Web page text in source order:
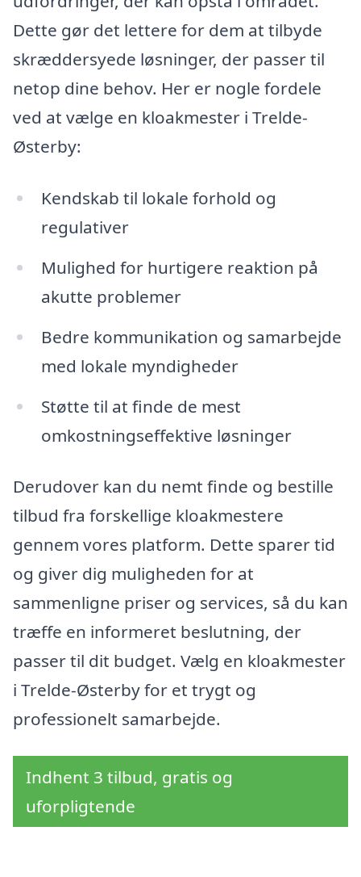
Dette gør det lettere for dem at tilbyde
skræddersyede løsninger, der passer til
netop dine behov. Her er nogle fordele
ved at vælge en kloakmester i Trelde-
Østerby:
Kendskab til lokale forhold og
regulativer
Mulighed for hurtigere reaktion på
akutte problemer
Bedre kommunikation og samarbejde
med lokale myndigheder
Støtte til at finde de mest
omkostningseffektive løsninger
Derudover kan du nemt finde og bestille
tilbud fra forskellige kloakmestere
gennem vores platform. Dette sparer tid
og giver dig muligheden for at
sammenligne priser og services, så du kan
træffe en informeret beslutning, der
passer til dit budget. Vælg en kloakmester
i Trelde-Østerby for et trygt og
professionelt samarbejde.
Indhent 3 tilbud, gratis og
uforpligtende